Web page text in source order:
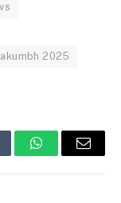
2025
WhatsAppEmail